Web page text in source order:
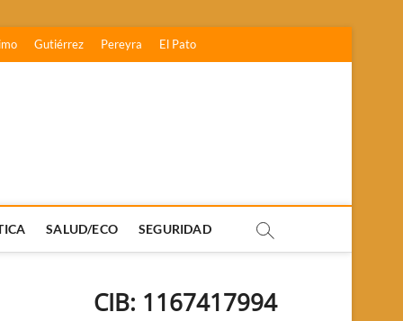
Gutiérrez Pereyra El Pato
SALUD/ECO SEGURIDAD
CIB: 1167417994